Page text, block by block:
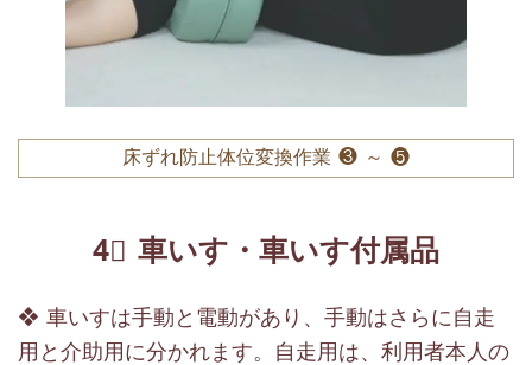
床ずれ防止体位変換作業 ❸ ～ ❺
4⃣ 車いす・車いす付属品
❖ 車いすは手動と電動があり、手動はさらに自走
用と介助用に分かれます。自走用は、利用者本人の